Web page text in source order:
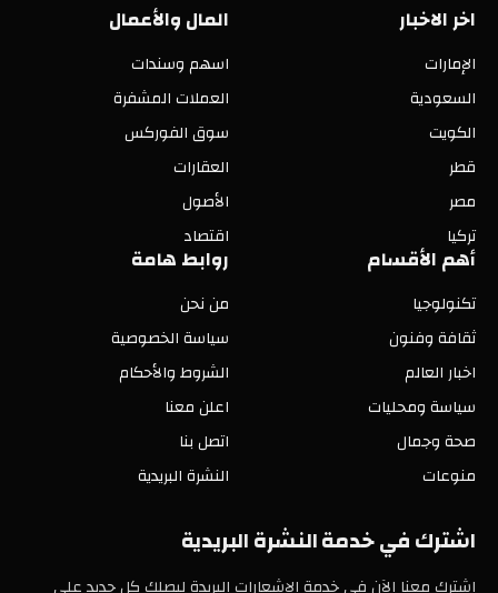
اخر الاخبار
الإمارات
السعودية
الكويت
قطر
مصر
تركيا
المال والأعمال
اسهم وسندات
العملات المشفرة
سوق الفوركس
العقارات
الأصول
اقتصاد
أهم الأقسام
تكنولوجيا
ثقافة وفنون
اخبار العالم
سياسة ومحليات
صحة وجمال
منوعات
روابط هامة
من نحن
سياسة الخصوصية
الشروط والأحكام
اعلن معنا
اتصل بنا
النشرة البريدية
اشترك في خدمة النشرة البريدية
اشترك معنا الآن في خدمة الإشعارات البريدة ليصلك كل جديد على